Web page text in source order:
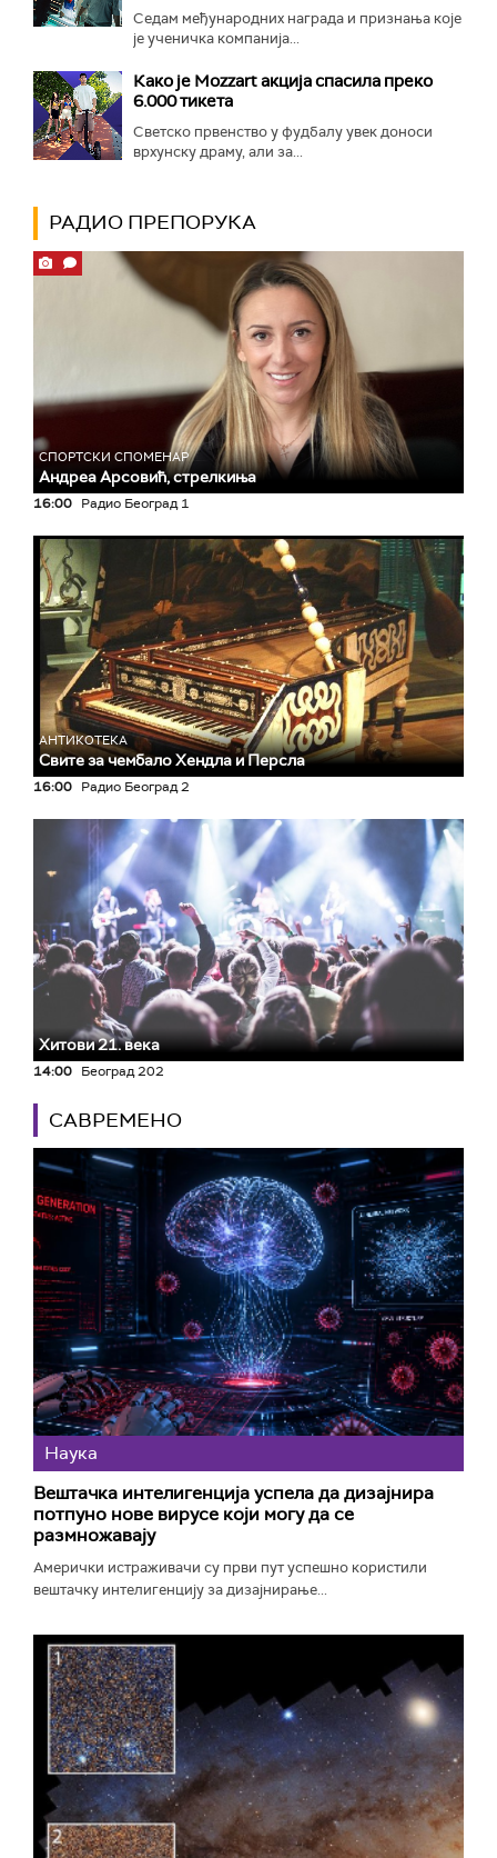
Седам међународних награда и признања које
је ученичка компанија...
Како је Mozzart акција спасила преко
6.000 тикета
Светско првенство у фудбалу увек доноси
врхунску драму, али за...
РАДИО ПРЕПОРУКА
СПОРТСКИ СПОМЕНАР
Андреа Арсовић, стрелкиња
16:00 Радио Београд 1
АНТИКОТЕКА
Свите за чембало Хендла и Персла
16:00 Радио Београд 2
Хитови 21. века
14:00 Београд 202
САВРЕМЕНО
Наука
Вештачка интелигенција успела да дизајнира
потпуно нове вирусе који могу да се
размножавају
Амерички истраживачи су први пут успешно користили
вештачку интелигенцију за дизајнирање...